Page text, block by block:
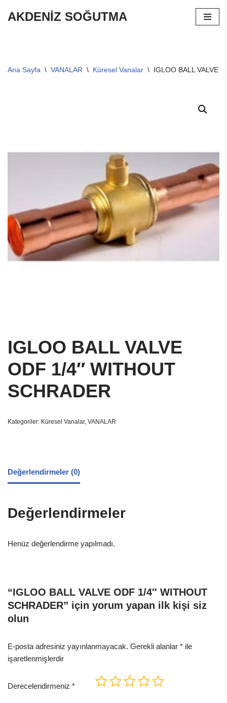
AKDENİZ SOĞUTMA
Ana Sayfa \ VANALAR \ Küresel Vanalar \ IGLOO BALL VALVE
IGLOO BALL VALVE
ODF 1/4″ WITHOUT
SCHRADER
Kategoriler: Küresel Vanalar, VANALAR
Değerlendirmeler (0)
Değerlendirmeler
Henüz değerlendirme yapılmadı.
“IGLOO BALL VALVE ODF 1/4″ WITHOUT
SCHRADER” için yorum yapan ilk kişi siz
olun
E-posta adresiniz yayınlanmayacak. Gerekli alanlar * ile
işaretlenmişlerdir
Derecelendirmeniz *